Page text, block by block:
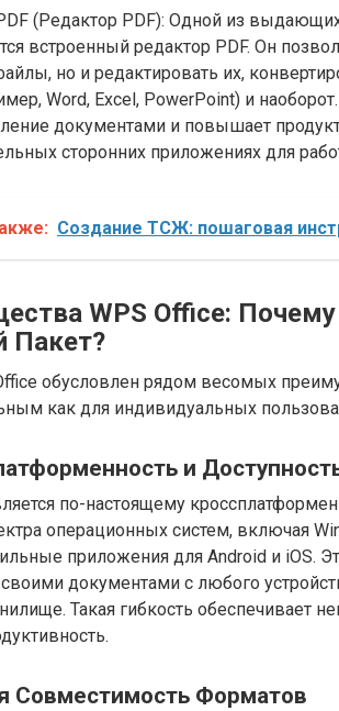
(Редактор PDF): Одной из
встроенный редактор PDF. Он
но и редактировать их,
Word, Excel, PowerPoint) и
документами и повышает
сторонних приложениях для
Создание ТСЖ: пошаговая
WPS Office:
Пакет?
обусловлен рядом весомых
как для индивидуальных
и
по-настоящему
операционных систем, включая
приложения для Android и iOS.
документами с любого
Такая гибкость обеспечивает
Совместимость Форматов